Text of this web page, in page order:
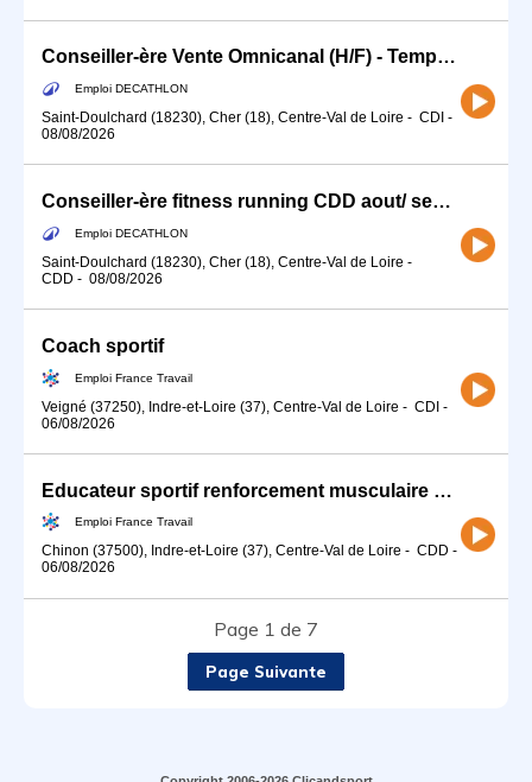
Conseiller-ère Vente Omnicanal (H/F) - Temps partiel
Emploi DECATHLON
Saint-Doulchard (18230), Cher (18), Centre-Val de Loire - CDI -
08/08/2026
Conseiller-ère fitness running CDD aout/ septembre temps partiel
Emploi DECATHLON
Saint-Doulchard (18230), Cher (18), Centre-Val de Loire -
CDD - 08/08/2026
Coach sportif
Emploi France Travail
Veigné (37250), Indre-et-Loire (37), Centre-Val de Loire - CDI -
06/08/2026
Educateur sportif renforcement musculaire sur Chinon (37) (H/F)
Emploi France Travail
Chinon (37500), Indre-et-Loire (37), Centre-Val de Loire - CDD -
06/08/2026
Page 1 de 7
Page Suivante